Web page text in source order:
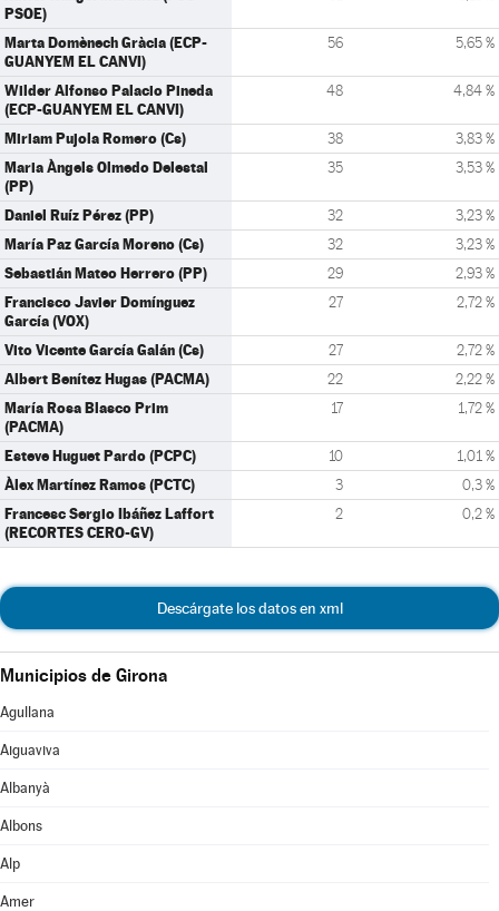
PSOE)
Marta Domènech Gràcia (ECP-
GUANYEM EL CANVI)
56 5,65 %
Wilder Alfonso Palacio Pineda
(ECP-GUANYEM EL CANVI)
48 4,84 %
Miriam Pujola Romero (Cs) 38 3,83 %
Maria Àngels Olmedo Delestal
(PP)
35 3,53 %
Daniel Ruíz Pérez (PP) 32 3,23 %
María Paz García Moreno (Cs) 32 3,23 %
Sebastián Mateo Herrero (PP) 29 2,93 %
Francisco Javier Domínguez
García (VOX)
27 2,72 %
Vito Vicente García Galán (Cs) 27 2,72 %
Albert Benítez Hugas (PACMA) 22 2,22 %
María Rosa Blasco Prim
(PACMA)
17 1,72 %
Esteve Huguet Pardo (PCPC) 10 1,01 %
Àlex Martínez Ramos (PCTC) 3 0,3 %
Francesc Sergio Ibáñez Laffort
(RECORTES CERO-GV)
2 0,2 %
Descárgate los datos en xml
Municipios de Girona
Agullana
Aiguaviva
Albanyà
Albons
Alp
Amer